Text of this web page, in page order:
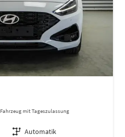
Fahrzeug mit Tageszulassung
Getriebe Automatik